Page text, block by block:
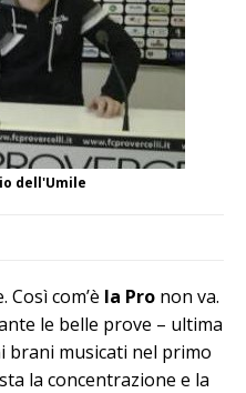
dell'Umile
com’è la Pro non va.
le belle prove – ultima
brani musicati nel primo
la concentrazione e la